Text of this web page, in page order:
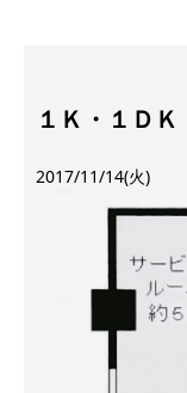
１Ｋ・１Ｄ
2017/11/14(火)